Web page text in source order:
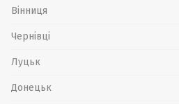
Вінниця
Чернівці
Луцьк
Донецьк